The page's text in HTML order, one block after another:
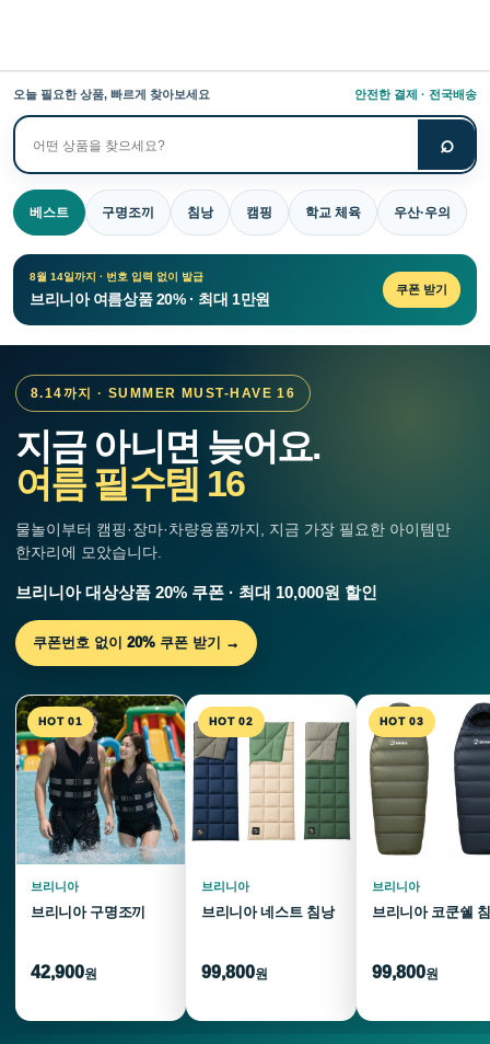
오늘 필요한 상품, 빠르게 찾아보세요 안전한 결제 · 전국배송
상
품
검
색
⌕
베스트 구명조끼 침낭 캠핑 학교 체육 우산·우의
8월 14일까지 · 번호 입력 없이 발급
브리니아 여름상품 20% · 최대 1만원
쿠폰 받기
8.14까지 · SUMMER MUST-HAVE 16
지금 아니면 늦어요.
여름 필수템 16
물놀이부터 캠핑·장마·차량용품까지, 지금 가장 필요한 아이템만
한자리에 모았습니다.
브리니아 대상상품 20% 쿠폰 · 최대 10,000원 할인
쿠폰번호 없이 20% 쿠폰 받기 →
HOT 01
브리니아
브리니아 구명조끼
42,900원
HOT 02
브리니아
브리니아 네스트 침낭
99,800원
HOT 03
브리니아
브리니아 코쿤쉘
99,800원